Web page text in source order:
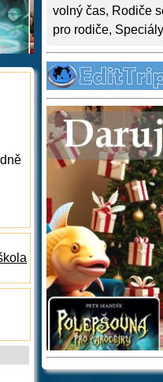
volný čas, Rodiče
pro rodiče, Speciály